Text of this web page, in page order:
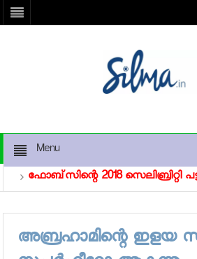
Menu
ഫോബ്‌സിന്റെ 2018 സെലിബ്രിറ്റി
അബ്രഹാമിന്റെ ഇളയ